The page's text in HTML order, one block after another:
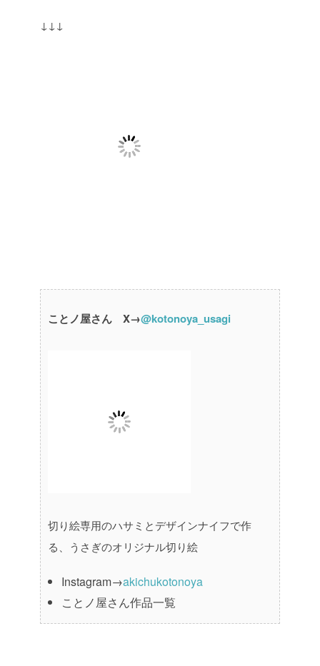
↓↓↓
ことノ屋さん X→@kotonoya_usagi
切り絵専用のハサミとデザインナイフで作
る、うさぎのオリジナル切り絵
Instagram→akichukotonoya
ことノ屋さん作品一覧